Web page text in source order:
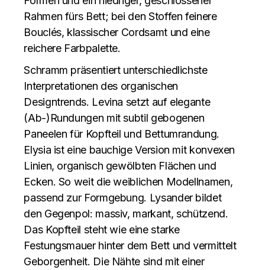
Rahmen fürs Bett; bei den Stoffen feinere
Bouclés, klassischer Cordsamt und eine
reichere Farbpalette.
Schramm präsentiert unterschiedlichste
Interpretationen des organischen
Designtrends. Levina setzt auf elegante
(Ab-)Rundungen mit subtil gebogenen
Paneelen für Kopfteil und Bettumrandung.
Elysia ist eine bauchige Version mit konvexen
Linien, organisch gewölbten Flächen und
Ecken. So weit die weiblichen Modellnamen,
passend zur Formgebung. Lysander bildet
den Gegenpol: massiv, markant, schützend.
Das Kopfteil steht wie eine starke
Festungsmauer hinter dem Bett und vermittelt
Geborgenheit. Die Nähte sind mit einer